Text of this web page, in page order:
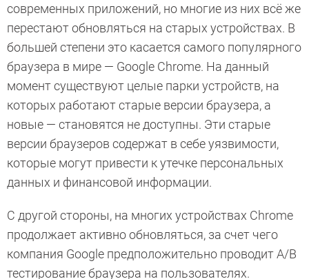
современных приложений, но многие из них всё же
перестают обновляться на старых устройствах. В
большей степени это касается самого популярного
браузера в мире — Google Chrome. На данный
момент существуют целые парки устройств, на
которых работают старые версии браузера, а
новые — становятся не доступны. Эти старые
версии браузеров содержат в себе уязвимости,
которые могут привести к утечке персональных
данных и финансовой информации.
С другой стороны, на многих устройствах Chrome
продолжает активно обновляться, за счет чего
компания Google предположительно проводит A/B
тестирование браузера на пользователях.